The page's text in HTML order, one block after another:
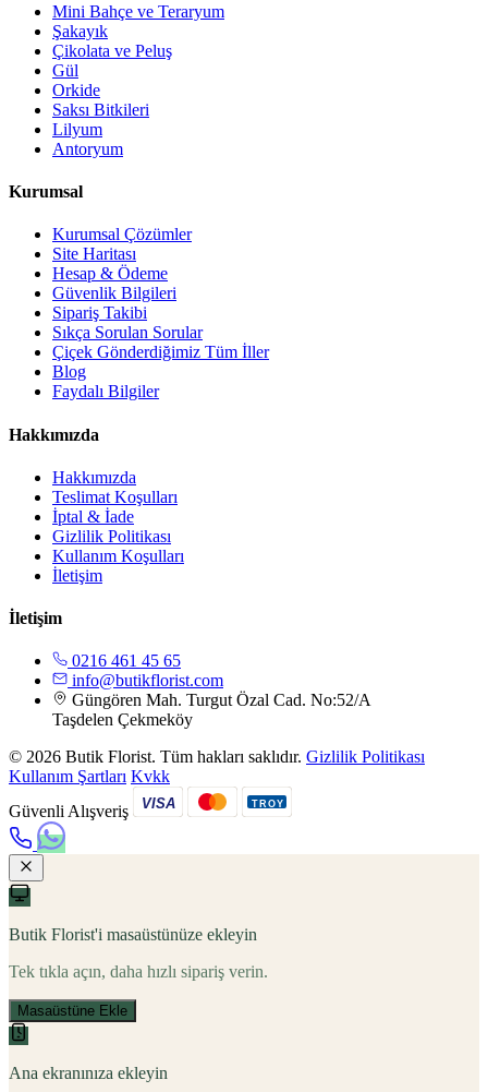
Mini Bahçe ve Teraryum
Şakayık
Çikolata ve Peluş
Gül
Orkide
Saksı Bitkileri
Lilyum
Antoryum
Kurumsal
Kurumsal Çözümler
Site Haritası
Hesap & Ödeme
Güvenlik Bilgileri
Sipariş Takibi
Sıkça Sorulan Sorular
Çiçek Gönderdiğimiz Tüm İller
Blog
Faydalı Bilgiler
Hakkımızda
Hakkımızda
Teslimat Koşulları
İptal & İade
Gizlilik Politikası
Kullanım Koşulları
İletişim
İletişim
0216 461 45 65
info@butikflorist.com
Güngören Mah. Turgut Özal Cad. No:52/A
Taşdelen Çekmeköy
© 2026 Butik Florist. Tüm hakları saklıdır. Gizlilik Politikası
Kullanım Şartları Kvkk
Güvenli Alışveriş
VISA TROY
Butik Florist'i masaüstünüze ekleyin
Tek tıkla açın, daha hızlı sipariş verin.
Masaüstüne Ekle
Ana ekranınıza ekleyin